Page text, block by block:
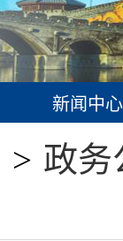
新闻中心
> 政务